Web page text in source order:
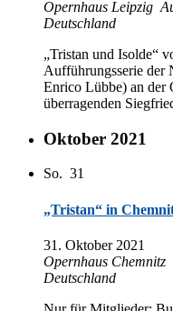
Opern­haus Leipzig
Deutschland
„Tris­tan und Isol­de“
Auf­füh­rungs­se­rie der
En­ri­co Lüb­be) an der
über­ra­gen­den
Oktober 2021
So. 31
„Tristan“ in
31. Ok­to­ber 2021
Opern­haus Chemnitz
Deutschland